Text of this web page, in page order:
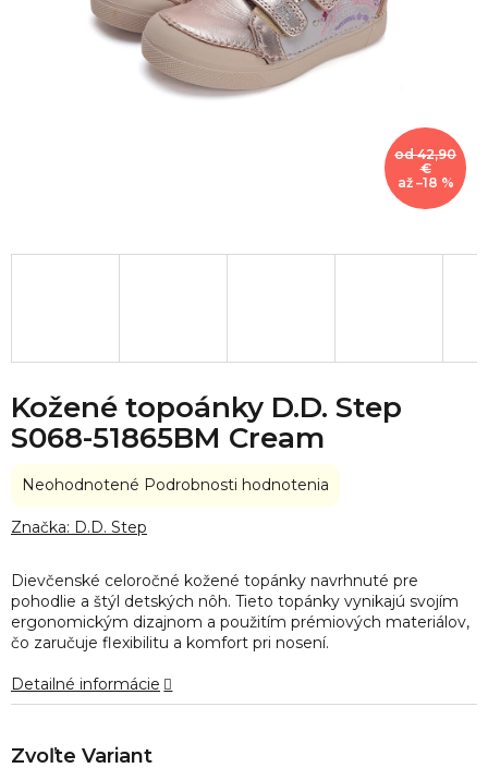
od 42,90
€
až –18 %
Kožené topoánky D.D. Step
S068-51865BM Cream
Dievčenské celoročné kožené topánky navrhnuté pre
pohodlie a štýl detských nôh. Tieto topánky vynikajú svojím
ergonomickým dizajnom a použitím prémiových materiálov,
čo zaručuje flexibilitu a komfort pri nosení.
Detailné informácie
Priemerné
produktu
z
5
hviezdičiek.
Neohodnotené Podrobnosti hodnotenia
Značka: D.D. Step